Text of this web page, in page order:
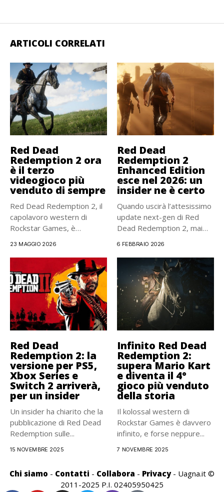
ARTICOLI CORRELATI
Red Dead
Redemption 2 ora
è il terzo
videogioco più
venduto di sempre
Red Dead Redemption 2, il
capolavoro western di
Rockstar Games, è
23 MAGGIO 2026
Red Dead
Redemption 2
Enhanced Edition
esce nel 2026: un
insider ne è certo
Quando uscirà l’attesissimo
update next-gen di Red
Dead Redemption 2, mai
6 FEBBRAIO 2026
Red Dead
Redemption 2: la
versione per PS5,
Xbox Series e
Switch 2 arriverà,
per un insider
Un insider ha chiarito che la
pubblicazione di Red Dead
Redemption sulle...
15 NOVEMBRE 2025
Infinito Red Dead
Redemption 2:
supera Mario Kart
e diventa il 4°
gioco più venduto
della storia
Il kolossal western di
Rockstar Games è davvero
infinito, e forse neppure...
7 NOVEMBRE 2025
Chi siamo - Contatti - Collabora - Privacy- Uagna.it ©
2011-2025 P.I. 02405950425